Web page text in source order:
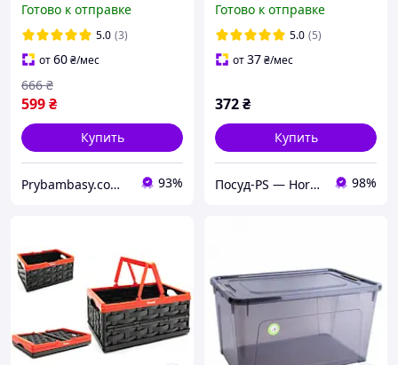
прозрачный/какао
Алеана
Готово к отправке
5.0 (3)
от60₴/мес
599₴
666 ₴
Купить
Prybambasy.com.ua - магазин товаров для дома 93%
вкладышем А4 Школьная
реформа
Готово к отправке
5.0 (5)
от37₴/мес
372₴
Купить
Посуд-PS — Horeca Посуда Подарки 98%